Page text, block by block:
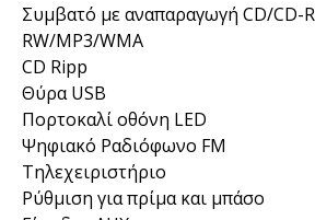
Συμβατό με αναπαραγωγή CD/CD-
RW/MP3/WMA
CD Ripp
Θύρα USB
Πορτοκαλί οθόνη LED
Ψηφιακό Ραδιόφωνο FM
Τηλεχειριστήριο
Ρύθμιση για πρίμα και μπάσο